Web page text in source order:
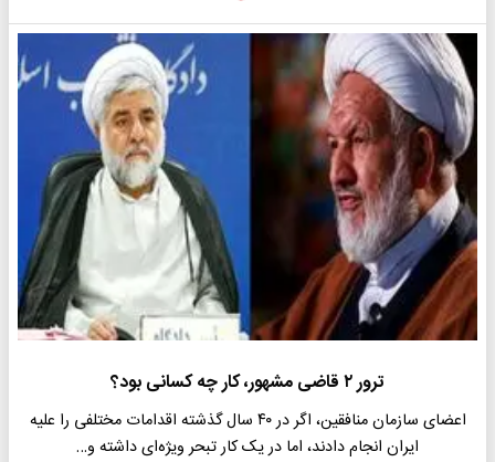
ترور ۲ قاضی مشهور، کار چه کسانی بود؟
اعضای سازمان منافقین، اگر در ۴۰ سال گذشته اقدامات مختلفی را علیه
ایران انجام دادند، اما در یک کار تبحر ویژه‌ای داشته و…